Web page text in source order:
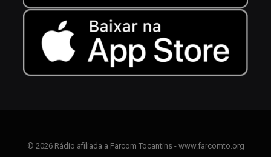
© 2026 Rádio afiliada a Farcom Tocantins - www.farcomto.org